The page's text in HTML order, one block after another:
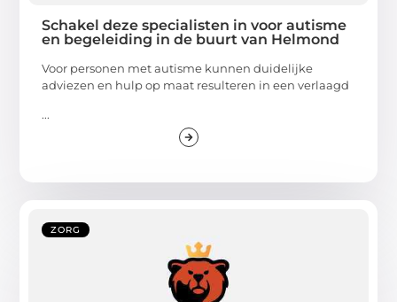
Schakel deze specialisten in voor autisme
en begeleiding in de buurt van Helmond
Voor personen met autisme kunnen duidelijke
adviezen en hulp op maat resulteren in een verlaagd
...
ZORG